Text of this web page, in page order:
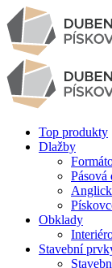
Top produkty
Dlažby
Pásová
Obklady
Stavební